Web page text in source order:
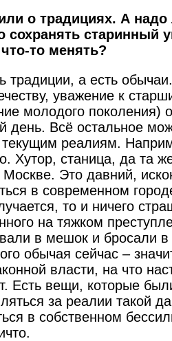
о традициях. А надо
сохранять старинный
то менять?
традиции, а есть
уважение к
молодого поколения)
день. Всё остальное
текущим реалиям.
Хутор, станица, да та
Это давний,
в современном
то и ничего
на тяжком
в мешок и бросали
обычая сейчас –
власти, на что
Есть вещи, которые
за реалии такой
в собст­венном